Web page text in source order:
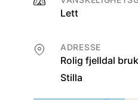
Lett
ADRESSE
Rolig fjelldal
Stilla